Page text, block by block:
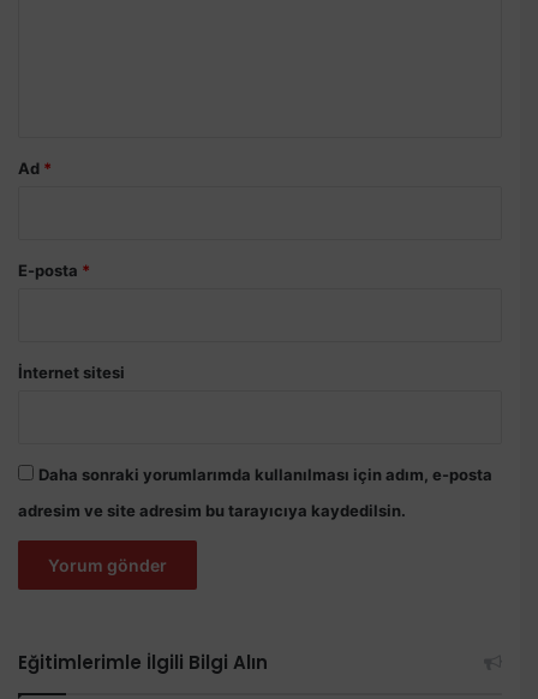
Ad *
E-posta *
İnternet sitesi
Daha sonraki yorumlarımda kullanılması için adım, e-posta
adresim ve site adresim bu tarayıcıya kaydedilsin.
Eğitimlerimle İlgili Bilgi Alın